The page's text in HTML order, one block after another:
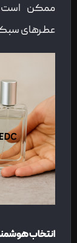
ممکن است
عطرهای
انتخاب